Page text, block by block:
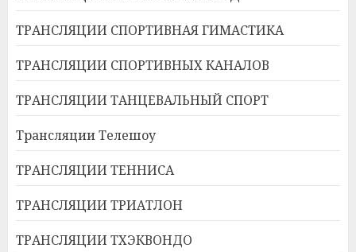
ТРАНСЛЯЦИИ СПОРТИВНАЯ ГИМАСТИКА
ТРАНСЛЯЦИИ СПОРТИВНЫХ КАНАЛОВ
ТРАНСЛЯЦИИ ТАНЦЕВАЛЬНЫЙ СПОРТ
Трансляции Телешоу
ТРАНСЛЯЦИИ ТЕННИСА
ТРАНСЛЯЦИИ ТРИАТЛОН
ТРАНСЛЯЦИИ ТХЭКВОНДО